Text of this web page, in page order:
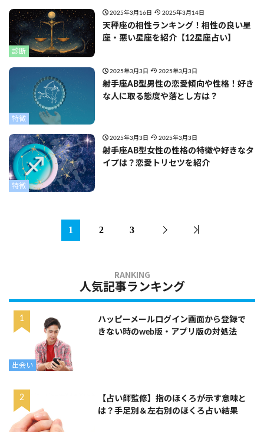
診断
2025年3月16日 2025年3月14日
天秤座の相性ランキング！相性の良い星
座・悪い星座を紹介【12星座占い】
特徴
2025年3月3日 2025年3月3日
射手座AB型男性の恋愛傾向や性格！好き
な人に取る態度や落とし方は？
特徴
2025年3月3日 2025年3月3日
射手座AB型女性の性格の特徴や好きなタ
イプは？恋愛トリセツを紹介
1 2 3
人気記事ランキング
出会い
ハッピーメールログイン画面から登録で
きない時のweb版・アプリ版の対処法
【占い師監修】指のほくろが示す意味と
は？手足別＆左右別のほくろ占い結果